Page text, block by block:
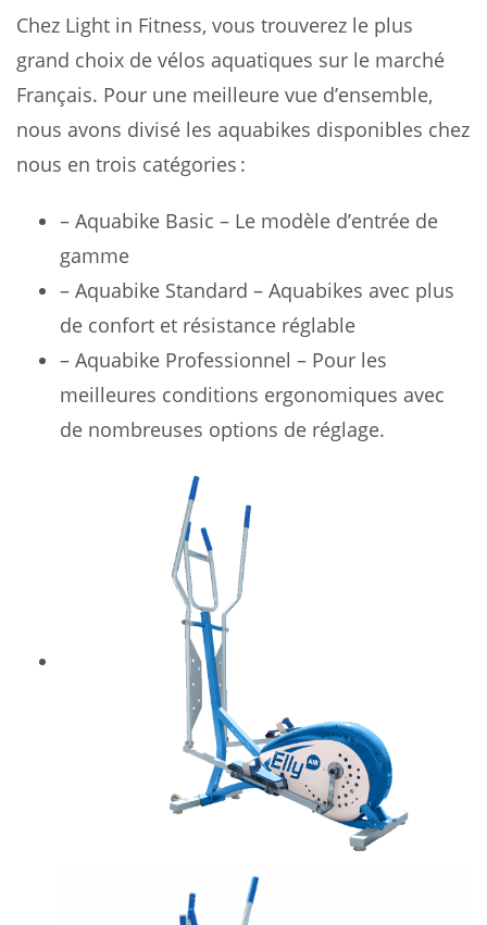
Chez Light in Fitness, vous trouverez le plus
grand choix de vélos aquatiques sur le marché
Français. Pour une meilleure vue d’ensemble,
nous avons divisé les aquabikes disponibles chez
nous en trois catégories :
– Aquabike Basic – Le modèle d’entrée de
gamme
– Aquabike Standard – Aquabikes avec plus
de confort et résistance réglable
– Aquabike Professionnel – Pour les
meilleures conditions ergonomiques avec
de nombreuses options de réglage.